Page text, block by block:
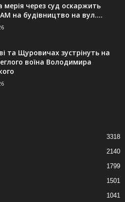
мерія через суд оскаржить
на будівництво на вул....
та Щуровичах зустрінуть на
воїна Володимира
3318
2140
1799
1501
1041